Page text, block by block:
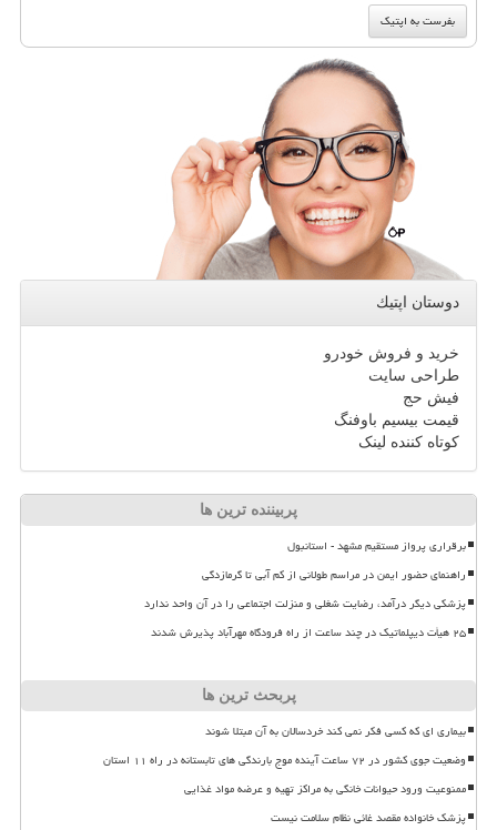
دوستان اپتیك
خرید و فروش خودرو
طراحی سایت
فیش حج
قیمت بیسیم باوفنگ
کوتاه کننده لینک
پربیننده ترین ها
برقراری پرواز مستقیم مشهد - استانبول
راهنمای حضور ایمن در مراسم طولانی از کم آبی تا گرمازدگی
پزشکی دیگر درآمد، رضایت شغلی و منزلت اجتماعی را در آن واحد ندارد
۲۵ هیأت دیپلماتیک در چند ساعت از راه فرودگاه مهرآباد پذیرش شدند
پربحث ترین ها
بیماری ای که کسی فکر نمی کند خردسالان به آن مبتلا شوند
وضعیت جوی کشور در ۷۲ ساعت آینده موج بارندگی های تابستانه در راه ۱۱ استان
ممنوعیت ورود حیوانات خانگی به مراکز تهیه و عرضه مواد غذایی
پزشک خانواده مقصد غائی نظام سلامت نیست